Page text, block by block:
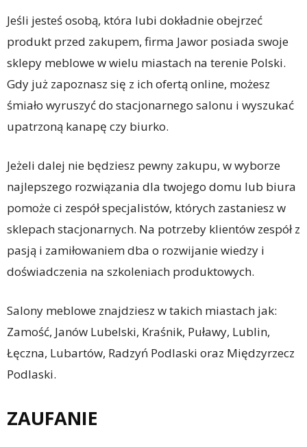
Jeśli jesteś osobą, która lubi dokładnie obejrzeć
produkt przed zakupem, firma Jawor posiada swoje
sklepy meblowe w wielu miastach na terenie Polski.
Gdy już zapoznasz się z ich ofertą online, możesz
śmiało wyruszyć do stacjonarnego salonu i wyszukać
upatrzoną kanapę czy biurko.
Jeżeli dalej nie będziesz pewny zakupu, w wyborze
najlepszego rozwiązania dla twojego domu lub biura
pomoże ci zespół specjalistów, których zastaniesz w
sklepach stacjonarnych. Na potrzeby klientów zespół z
pasją i zamiłowaniem dba o rozwijanie wiedzy i
doświadczenia na szkoleniach produktowych.
Salony meblowe znajdziesz w takich miastach jak:
Zamość, Janów Lubelski, Kraśnik, Puławy, Lublin,
Łęczna, Lubartów, Radzyń Podlaski oraz Międzyrzecz
Podlaski.
ZAUFANIE